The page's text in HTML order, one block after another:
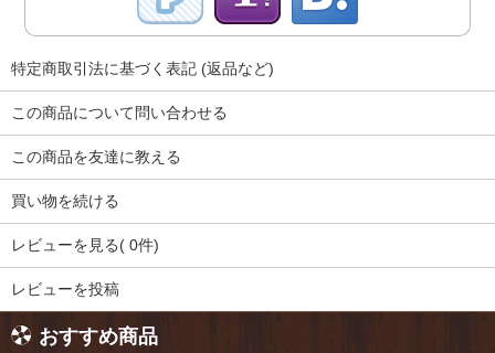
特定商取引法に基づく表記 (返品など)
この商品について問い合わせる
この商品を友達に教える
買い物を続ける
レビューを見る( 0件)
レビューを投稿
おすすめ商品